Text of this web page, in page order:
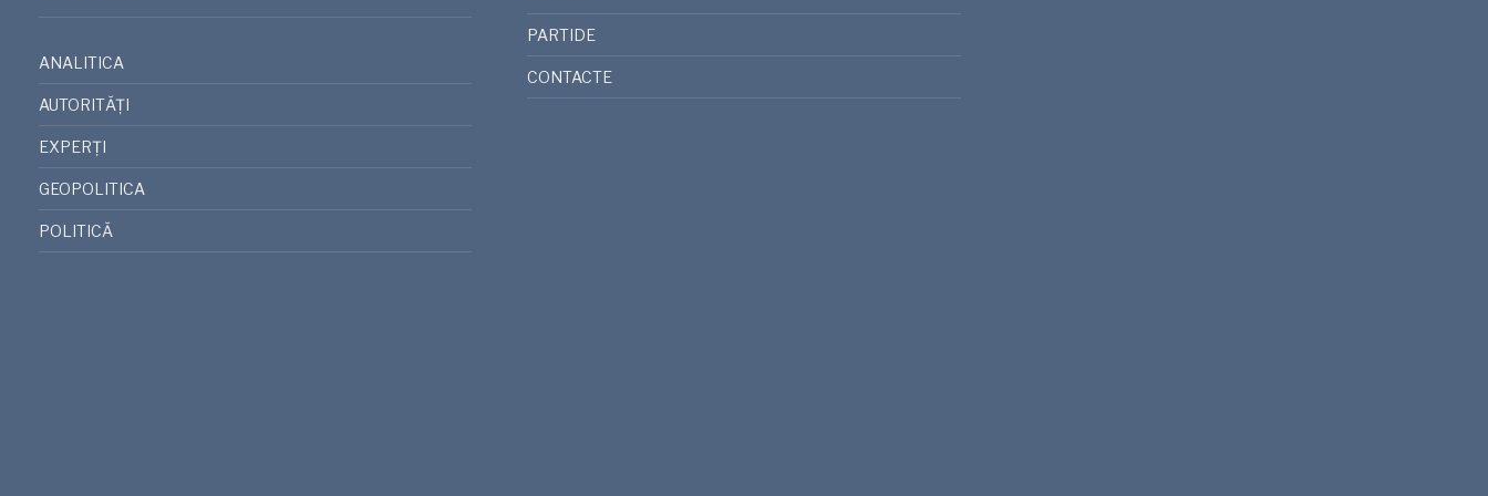
ANALITICA
AUTORITĂȚI
EXPERȚI
GEOPOLITICA
POLITICĂ
PARTIDE
CONTACTE